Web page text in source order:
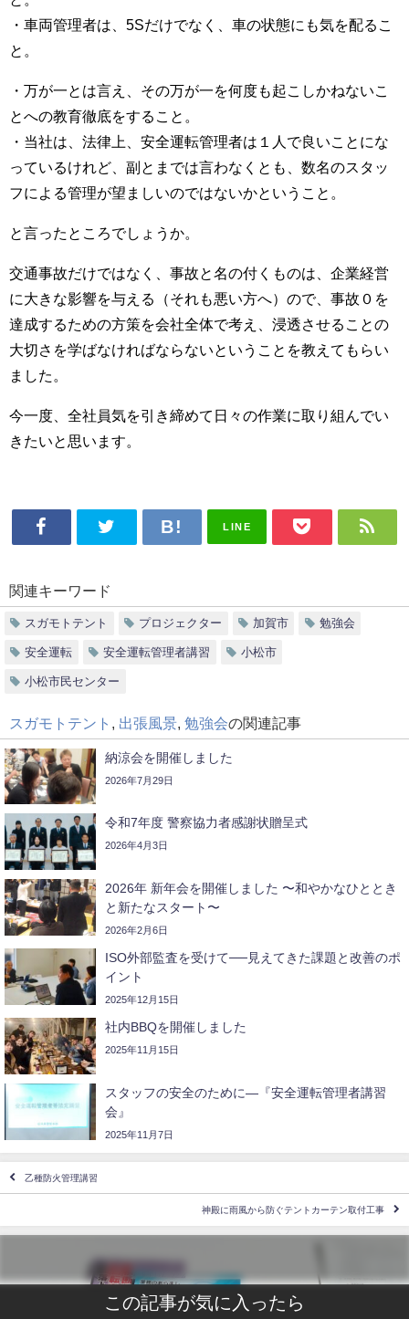
・車両管理者は、5Sだけでなく、車の状態にも気を配るこ
と。
・万が一とは言え、その万が一を何度も起こしかねないこ
とへの教育徹底をすること。
・当社は、法律上、安全運転管理者は１人で良いことにな
っているけれど、副とまでは言わなくとも、数名のスタッ
フによる管理が望ましいのではないかということ。
と言ったところでしょうか。
交通事故だけではなく、事故と名の付くものは、企業経営
に大きな影響を与える（それも悪い方へ）ので、事故０を
達成するための方策を会社全体で考え、浸透させることの
大切さを学ばなければならないということを教えてもらい
ました。
今一度、全社員気を引き締めて日々の作業に取り組んでい
きたいと思います。
LINE
関連キーワード
スガモトテント プロジェクター 加賀市 勉強会
安全運転 安全運転管理者講習 小松市
小松市民センター
スガモトテント 出張風景 勉強会の関連記事
納涼会を開催しました
2026年7月29日
令和7年度 警察協力者感謝状贈呈式
2026年4月3日
2026年 新年会を開催しました 〜和やかなひととき
と新たなスタート〜
2026年2月6日
ISO外部監査を受けて──見えてきた課題と改善のポ
イント
2025年12月15日
社内BBQを開催しました
2025年11月15日
スタッフの安全のために―『安全運転管理者講習
会』
2025年11月7日
乙種防火管理講習
神殿に雨風から防ぐテントカーテン取付工事
この記事が気に入ったら